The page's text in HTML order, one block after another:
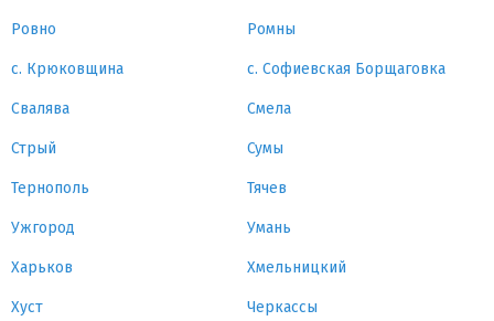
Ровно Ромны
с. Крюковщина с. Софиевская Борщаговка
Свалява Смела
Стрый Сумы
Тернополь Тячев
Ужгород Умань
Харьков Хмельницкий
Хуст Черкассы